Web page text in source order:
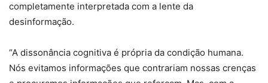
completamente interpretada com a lente da
desinformação.
“A dissonância cognitiva é própria da condição humana.
Nós evitamos informações que contrariam nossas crenças